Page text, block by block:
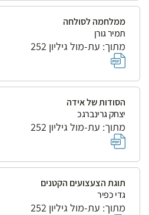
ממלחמה לסולחה
תמיר גורן
מתוך: עת-מול גיליון 252
הסודות של אידה
יצחק גרינברגכ
מתוך: עת-מול גיליון 252
תוגת הצעצועים הקטנים
גדי כפיר
מתוך: עת-מול גיליון 252